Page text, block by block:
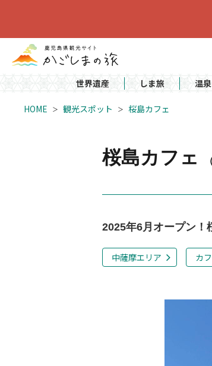
世界遺産 しま旅 温泉
HOME 観光スポット 桜島カフェ
桜島カフェ
2025年6月オープン！
中薩摩エリア カ